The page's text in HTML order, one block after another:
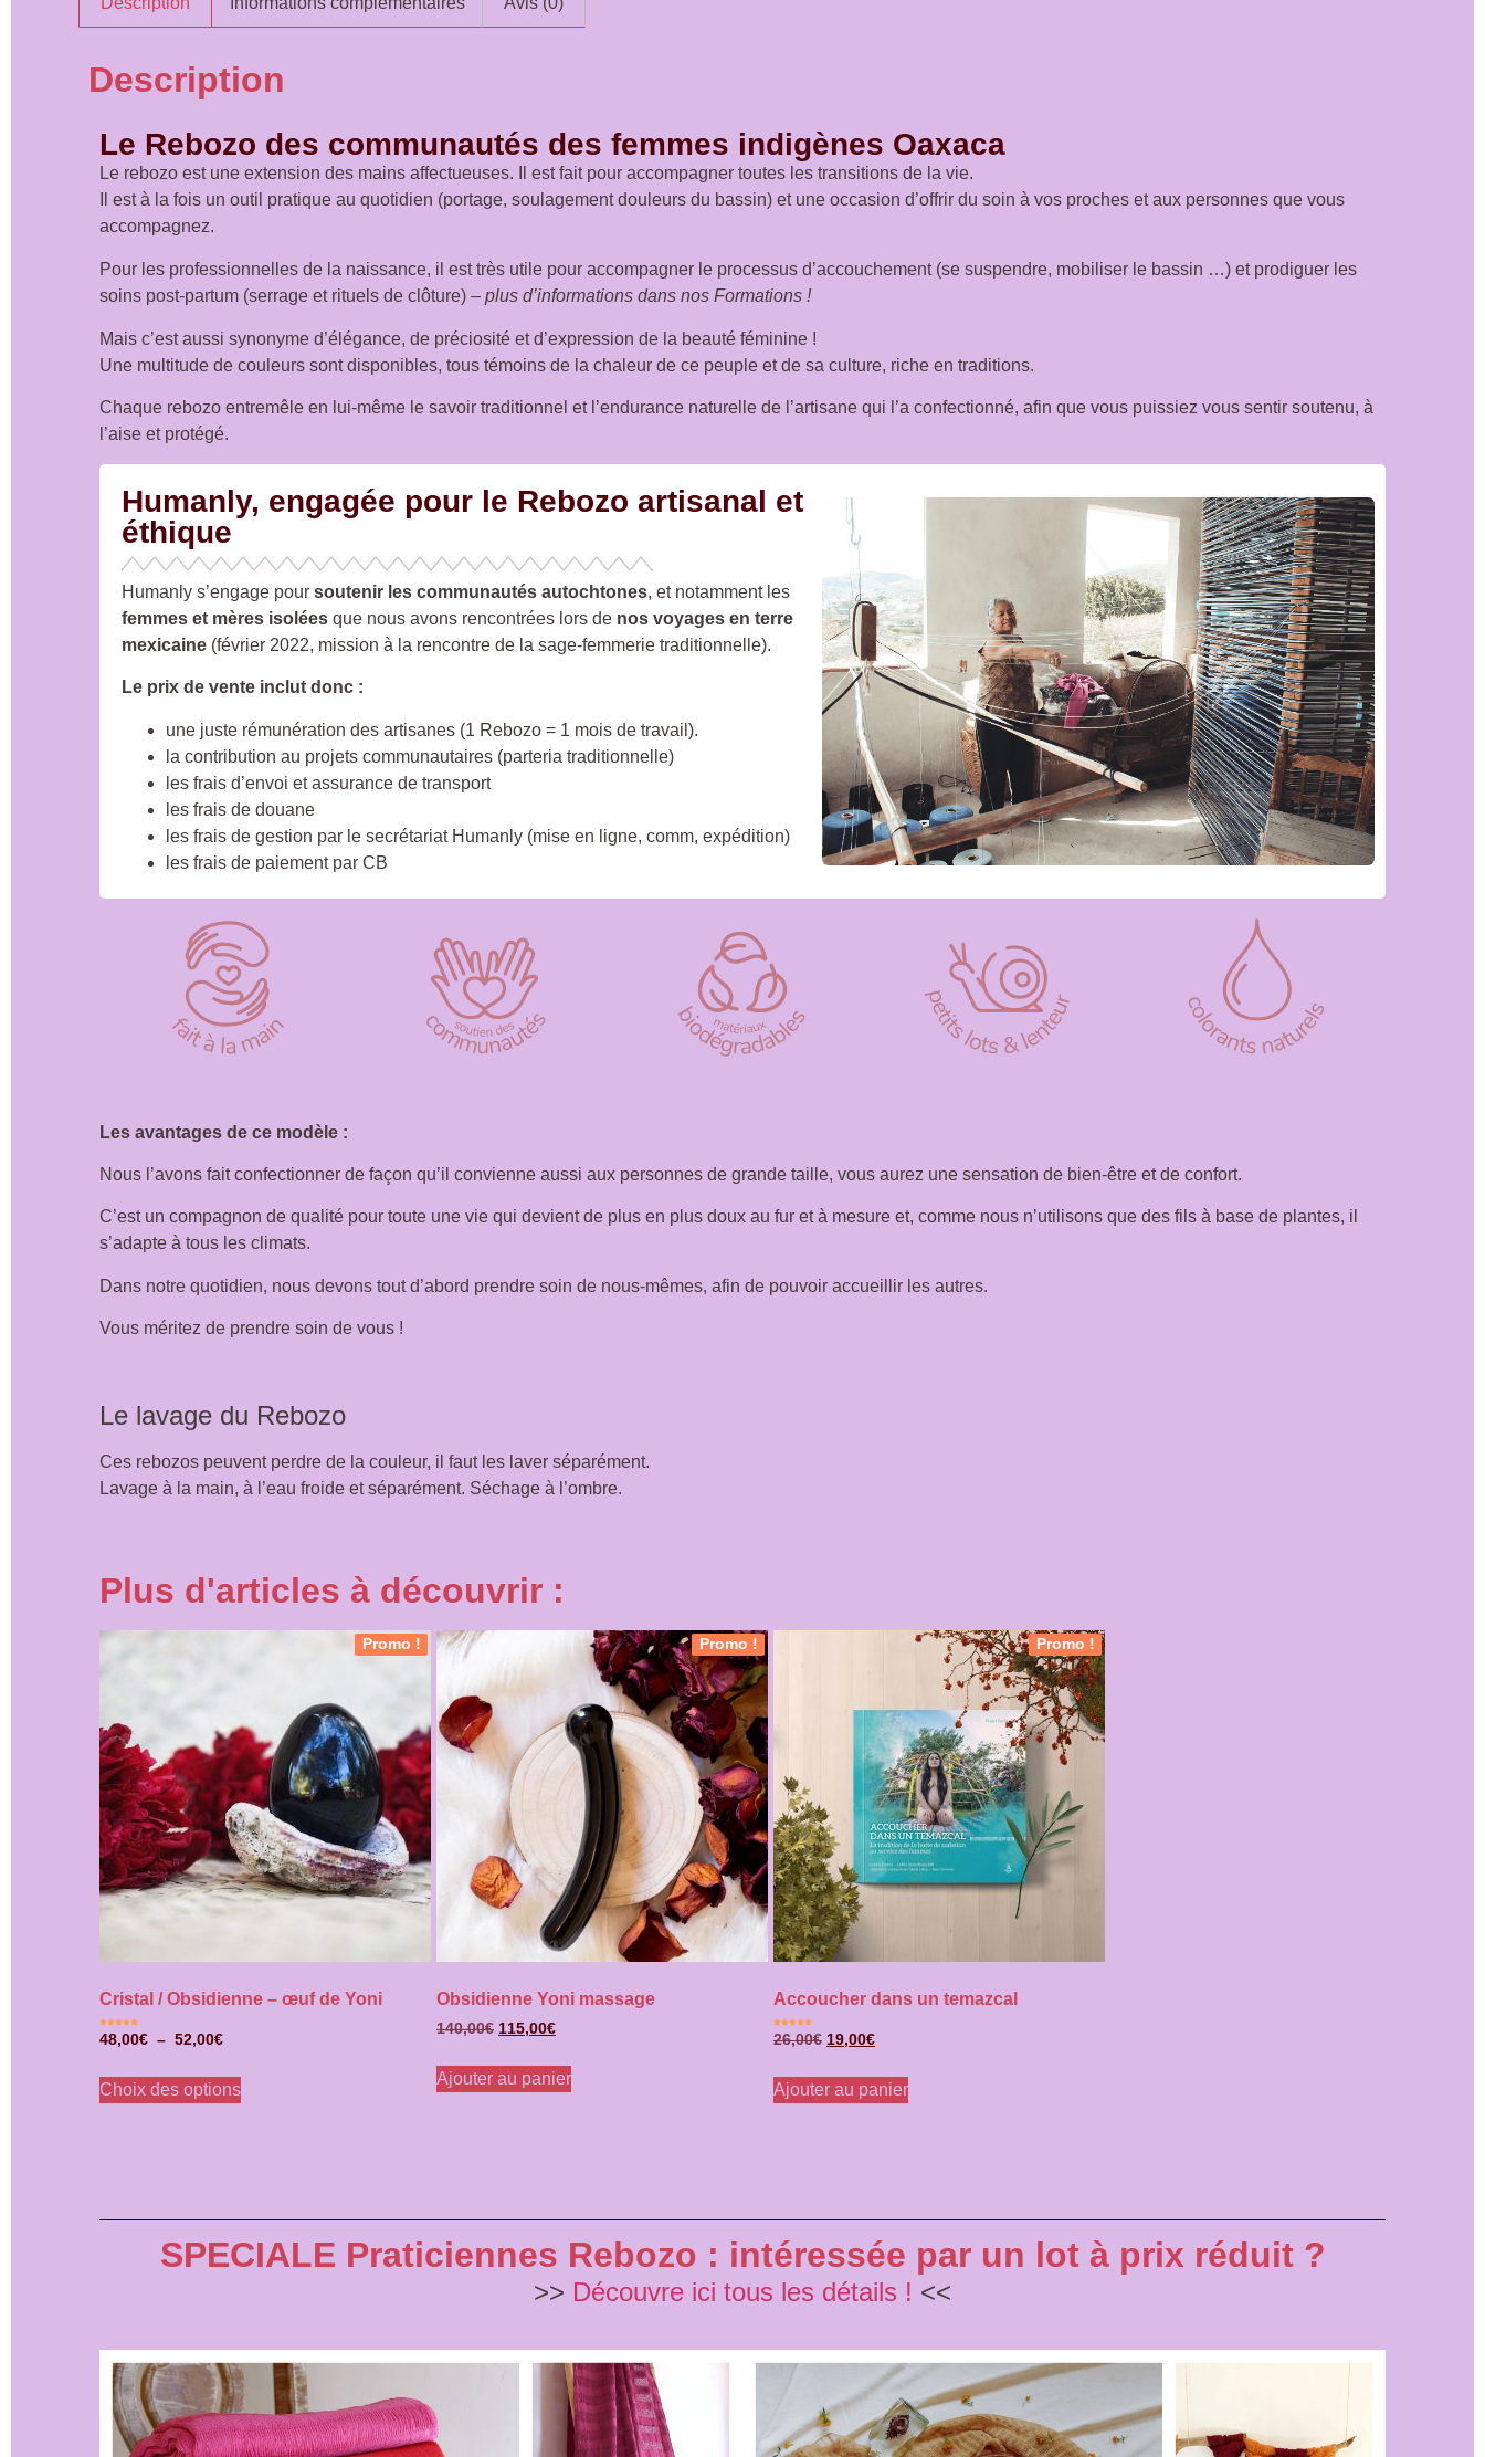
Description
Le Rebozo des communautés des femmes indigènes Oaxaca
Le rebozo est une extension des mains affectueuses. Il est fait pour accompagner toutes les transitions de la vie.
Il est à la fois un outil pratique au quotidien (portage, soulagement douleurs du bassin) et une occasion d’offrir du soin à vos proches et aux personnes que vous
accompagnez.
Pour les professionnelles de la naissance, il est très utile pour accompagner le processus d’accouchement (se suspendre, mobiliser le bassin …) et prodiguer les
soins post-partum (serrage et rituels de clôture) – plus d’informations dans nos Formations !
Mais c’est aussi synonyme d’élégance, de préciosité et d’expression de la beauté féminine !
Une multitude de couleurs sont disponibles, tous témoins de la chaleur de ce peuple et de sa culture, riche en traditions.
Chaque rebozo entremêle en lui-même le savoir traditionnel et l’endurance naturelle de l’artisane qui l’a confectionné, afin que vous puissiez vous sentir soutenu, à
l’aise et protégé.
Humanly, engagée pour le Rebozo artisanal et
éthique
Humanly s’engage pour soutenir les communautés autochtones, et notamment les
femmes et mères isolées que nous avons rencontrées lors de nos voyages en terre
mexicaine (février 2022, mission à la rencontre de la sage-femmerie traditionnelle).
Le prix de vente inclut donc :
une juste rémunération des artisanes (1 Rebozo = 1 mois de travail).
la contribution au projets communautaires (parteria traditionnelle)
les frais d’envoi et assurance de transport
les frais de douane
les frais de gestion par le secrétariat Humanly (mise en ligne, comm, expédition)
les frais de paiement par CB
Les avantages de ce modèle :
Nous l’avons fait confectionner de façon qu’il convienne aussi aux personnes de grande taille, vous aurez une sensation de bien-être et de confort.
C’est un compagnon de qualité pour toute une vie qui devient de plus en plus doux au fur et à mesure et, comme nous n’utilisons que des fils à base de plantes, il
s’adapte à tous les climats.
Dans notre quotidien, nous devons tout d’abord prendre soin de nous-mêmes, afin de pouvoir accueillir les autres.
Vous méritez de prendre soin de vous !
Le lavage du Rebozo
Ces rebozos peuvent perdre de la couleur, il faut les laver séparément.
Lavage à la main, à l’eau froide et séparément. Séchage à l’ombre.
Plus d'articles à découvrir :
Promo !
Cristal / Obsidienne – œuf de Yoni
5.00
sur 5
48,00€ – 52,00€
Choix des options
Promo !
Obsidienne Yoni massage
140,00€ 115,00€
Ajouter au panier
Promo !
Accoucher dans un temazcal
5.00
sur 5
26,00€ 19,00€
Ajouter au panier
SPECIALE Praticiennes Rebozo : intéressée par un lot à prix réduit ?
>> Découvre ici tous les détails ! <<